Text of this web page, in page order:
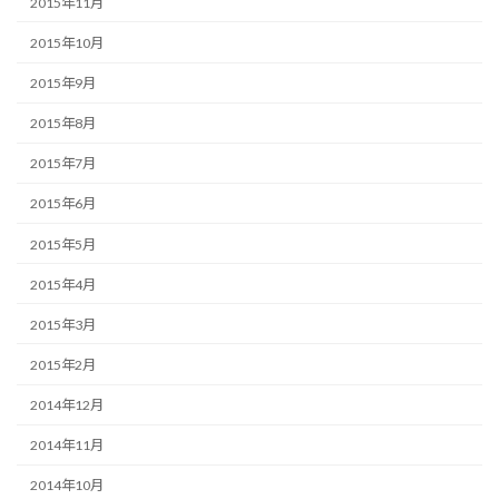
2015年10月
2015年9月
2015年8月
2015年7月
2015年6月
2015年5月
2015年4月
2015年3月
2015年2月
2014年12月
2014年11月
2014年10月